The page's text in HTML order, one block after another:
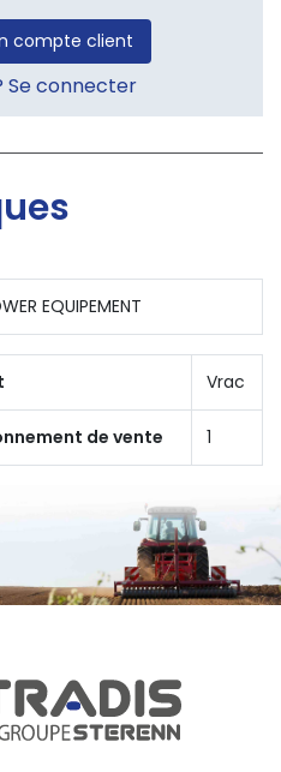
compte client
Se connecter
EQUIPEMENT
Vrac
de vente 1